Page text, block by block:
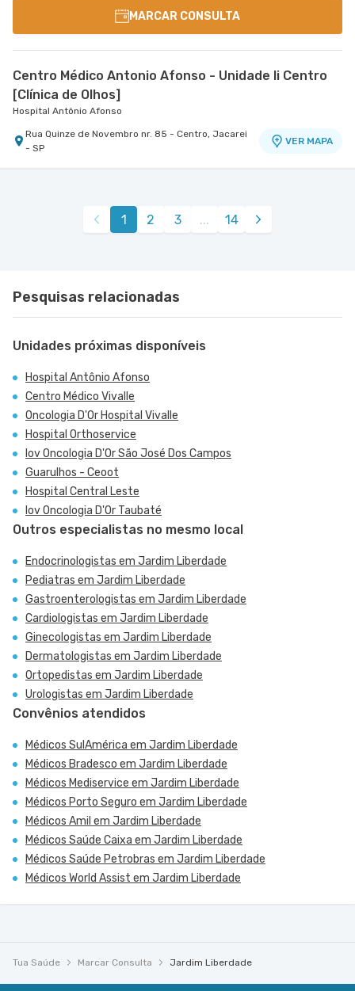
MARCAR CONSULTA
Centro Médico Antonio Afonso - Unidade Ii Centro
[Clínica de Olhos]
Hospital Antônio Afonso
Rua Quinze de Novembro nr. 85 - Centro, Jacarei
- SP
VER MAPA
1 2 3 ... 14
Pesquisas relacionadas
Unidades próximas disponíveis
Hospital Antônio Afonso
Centro Médico Vivalle
Oncologia D'Or Hospital Vivalle
Hospital Orthoservice
Iov Oncologia D'Or São José Dos Campos
Guarulhos - Ceoot
Hospital Central Leste
Iov Oncologia D'Or Taubaté
Outros especialistas no mesmo local
Endocrinologistas em Jardim Liberdade
Pediatras em Jardim Liberdade
Gastroenterologistas em Jardim Liberdade
Cardiologistas em Jardim Liberdade
Ginecologistas em Jardim Liberdade
Dermatologistas em Jardim Liberdade
Ortopedistas em Jardim Liberdade
Urologistas em Jardim Liberdade
Convênios atendidos
Médicos SulAmérica em Jardim Liberdade
Médicos Bradesco em Jardim Liberdade
Médicos Mediservice em Jardim Liberdade
Médicos Porto Seguro em Jardim Liberdade
Médicos Amil em Jardim Liberdade
Médicos Saúde Caixa em Jardim Liberdade
Médicos Saúde Petrobras em Jardim Liberdade
Médicos World Assist em Jardim Liberdade
Tua Saúde Marcar Consulta Jardim Liberdade